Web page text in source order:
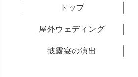
トップ
屋外ウェディング
披露宴の演出